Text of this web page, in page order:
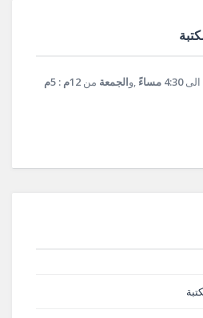
الى4:30 مساءً ,والجمعة من 12م : 5م